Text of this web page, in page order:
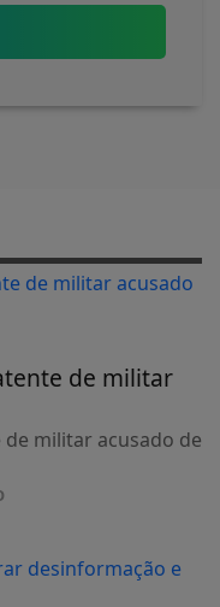
de militar
militar acusado de